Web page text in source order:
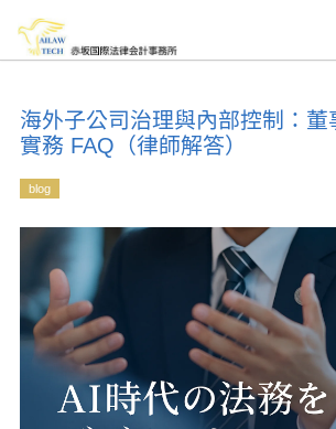
海外子公司治理與內部控制：董
實務 FAQ（律師解答）
blog